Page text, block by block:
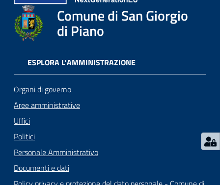
gli
argomenti...
Seguici
su
Comune di San Giorgio
di Piano
ESPLORA L'AMMINISTRAZIONE
Organi di governo
Aree amministrative
Uffici
Politici
Personale Amministrativo
Documenti e dati